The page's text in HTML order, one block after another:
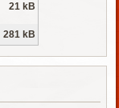
21 kB
281 kB